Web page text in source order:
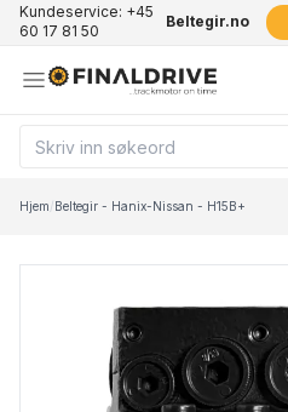
Kundeservice: +45
60 17 81 50
Beltegir.no
Hjem/Beltegir - Hanix-Nissan - H15B+